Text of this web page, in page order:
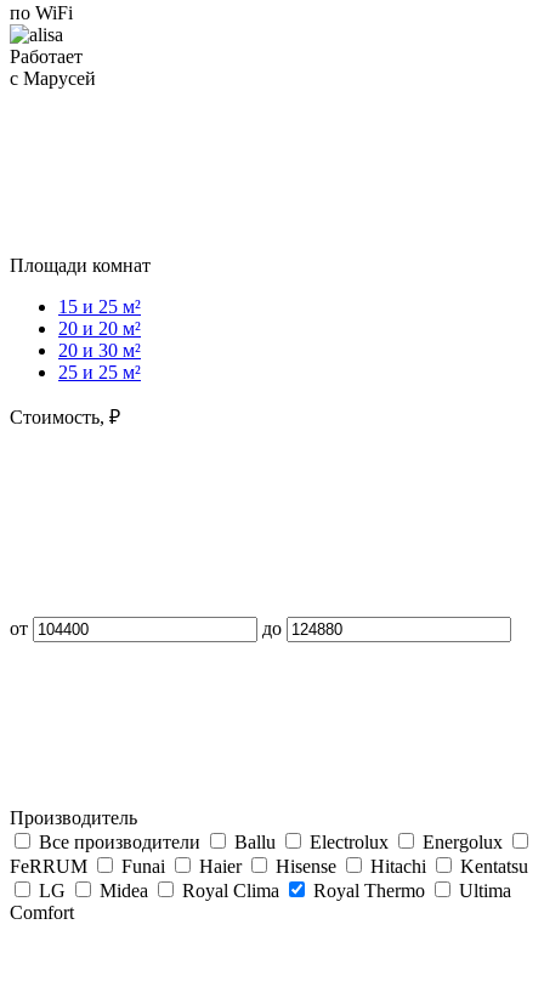
по WiFi
Работает
с Марусей
Площади комнат
15 и 25 м²
20 и 20 м²
20 и 30 м²
25 и 25 м²
Стоимость, ₽
от до
Производитель
Все производители
Ballu Electrolux
Energolux
FeRRUM
Funai Haier Hisense Hitachi
Kentatsu
LG
Midea Royal Clima Royal Thermo
Ultima
Comfort